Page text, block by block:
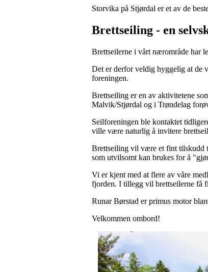
Storvika på Stjørdal er et av de
Brettseiling - en
Brettseilerne i vårt nærområde har
Det er derfor veldig hyggelig at de
foreningen.
Brettseiling er en av aktivitetene
Malvik/Stjørdal og i Trøndelag
Seilforeningen ble kontaktet
ville være naturlig å invitere
Brettseiling vil være et fint tilskudd
som utvilsomt kan brukes for å
Vi er kjent med at flere av våre
fjorden. I tillegg vil brettseilerne få
Runar Børstad er primus motor
Velkommen ombord!